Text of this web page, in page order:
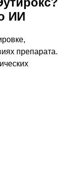
ИИ
препарата.